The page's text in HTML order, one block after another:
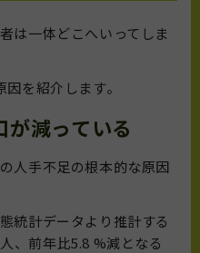
は一体どこへいってしま
を紹介します。
が減っている
人手不足の根本的な原因
統計データより推計する
、前年比5.8 %減となる